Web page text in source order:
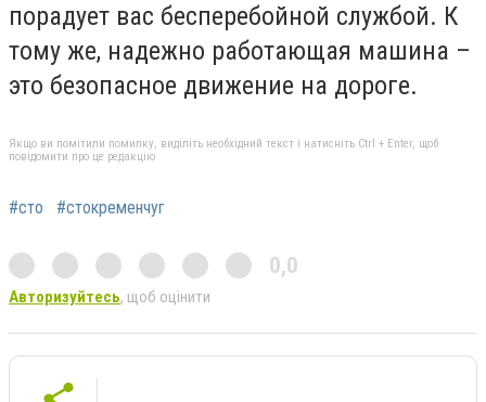
порадует вас бесперебойной службой. К
тому же, надежно работающая машина –
это безопасное движение на дороге.
Якщо ви помітили помилку, виділіть необхідний текст і натисніть Ctrl + Enter, щоб
повідомити про це редакцію
#сто #стокременчуг
0,0
Авторизуйтесь, щоб оцінити